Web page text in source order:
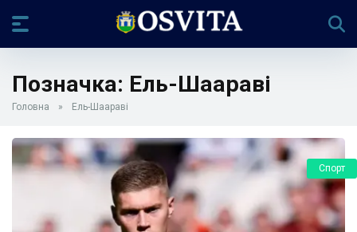
Позначка: Ель-Шаараві
Головна » Ель-Шаараві
Спорт